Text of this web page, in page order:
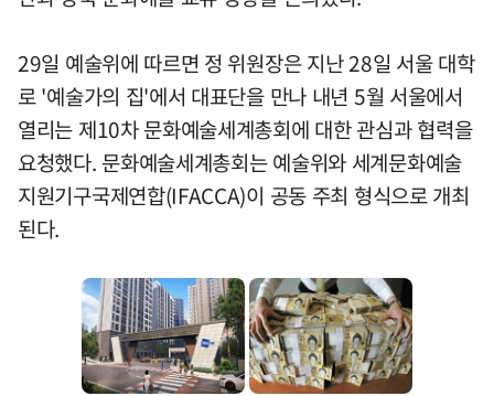
29일 예술위에 따르면 정 위원장은 지난 28일 서울 대학
로 '예술가의 집'에서 대표단을 만나 내년 5월 서울에서
열리는 제10차 문화예술세계총회에 대한 관심과 협력을
요청했다. 문화예술세계총회는 예술위와 세계문화예술
지원기구국제연합(IFACCA)이 공동 주최 형식으로 개최
된다.